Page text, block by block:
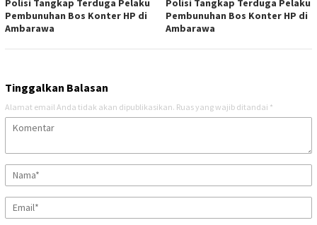
Polisi Tangkap Terduga Pelaku
Pembunuhan Bos Konter HP di
Ambarawa
Polisi Tangkap Terduga Pelaku
Pembunuhan Bos Konter HP di
Ambarawa
Tinggalkan Balasan
Alamat email Anda tidak akan dipublikasikan. Ruas yang wajib ditandai *